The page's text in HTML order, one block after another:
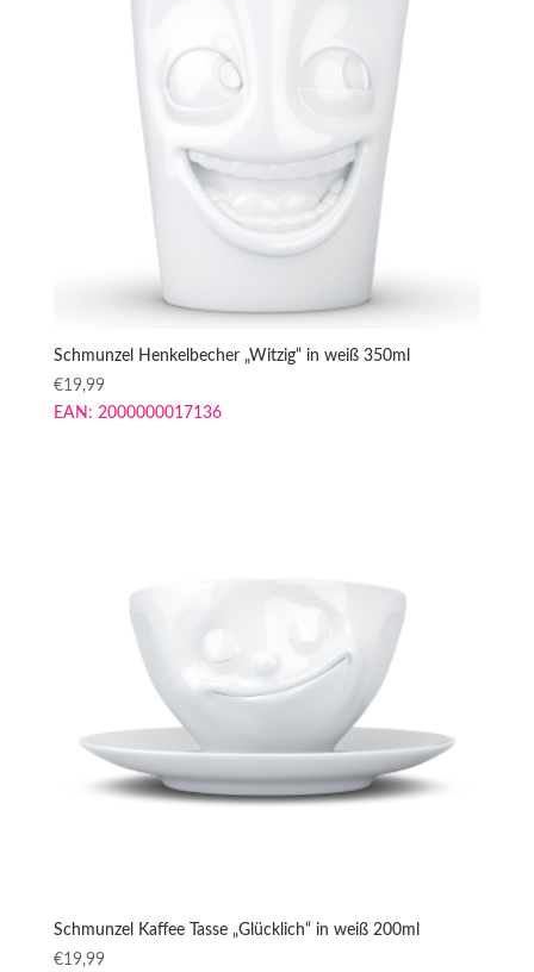
Schmunzel Henkelbecher „Witzig“ in weiß 350ml
€19,99
EAN: 2000000017136
Schmunzel Kaffee Tasse „Glücklich“ in weiß 200ml
€19,99